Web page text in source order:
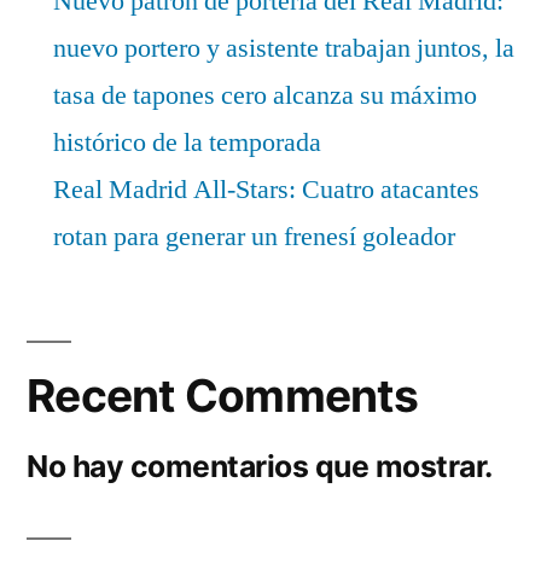
nuevo portero y asistente trabajan juntos, la
tasa de tapones cero alcanza su máximo
histórico de la temporada
Real Madrid All-Stars: Cuatro atacantes
rotan para generar un frenesí goleador
Recent Comments
No hay comentarios que mostrar.